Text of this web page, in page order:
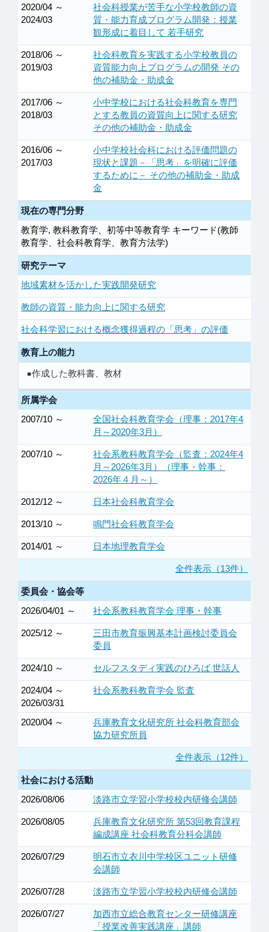
2020/04 ～
2024/03
社会科授業が苦手な小学校教師の資
質・能力育成プログラム開発：授業
観形成に着目して 若手研究
2018/06 ～
2019/03
社会科教育を実践する小学校教員の
資質能力向上プログラムの開発 その
他の補助金・助成金
2017/06 ～
2018/03
小中学校における社会科教育を専門
とする教員の資質向上に関する研究
その他の補助金・助成金
2016/06 ～
2017/03
小中学校社会科における評価問題の
現状と課題－「思考」を明確に評価
するために－ その他の補助金・助成
金
現在の専門分野
教育学, 教科教育学、初等中等教育学 キーワード(教師
教育学、社会科教育学、教育方法学)
研究テーマ
地域素材を活かした実践開発研究
教師の資質・能力向上に関する研究
社会科学習における概念獲得過程の「思考」の評価
教育上の能力
●作成した教科書、教材
所属学会
2007/10 ～
全国社会科教育学会（理事：2017年4
月～2020年3月）
2007/10 ～
社会系教科教育学会（監査：2024年4
月～2026年3月）（理事・幹事：
2026年４月～）
2012/12 ～ 日本社会科教育学会
2013/10 ～ 鳴門社会科教育学会
2014/01 ～ 日本地理教育学会
全件表示（13件）
委員会・協会等
2026/04/01 ～
社会系教科教育学会 理事・幹事
2025/12 ～
三田市教育振興基本計画検討委員会
委員
2024/10 ～ セルフスタディ実践のひろば 世話人
2024/04 ～
2026/03/31
社会系教科教育学会 監査
2020/04 ～
兵庫教育文化研究所 社会科教育部会
協力研究所員
全件表示（12件）
社会における活動
2026/08/06
淡路市立学習小学校校内研修会講師
2026/08/05
兵庫教育文化研究所 第53回教育課程
編成講座 社会科教育分科会講師
2026/07/29
明石市立衣川中学校区ユニット研修
会講師
2026/07/28 淡路市立学習小学校校内研修会講師
2026/07/27
加西市立総合教育センター研修講座
「授業改善実践講座」講師